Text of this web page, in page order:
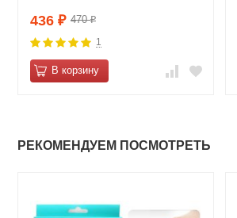
436 ₽ 470₽
1
В корзину
РЕКОМЕНДУЕМ ПОСМОТРЕТЬ